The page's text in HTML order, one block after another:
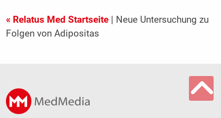
« Relatus Med Startseite| Neue Untersuchung zu
Folgen von Adipositas